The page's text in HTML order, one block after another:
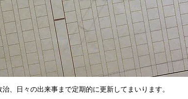
、日々の出来事まで定期的に更新してまいります。